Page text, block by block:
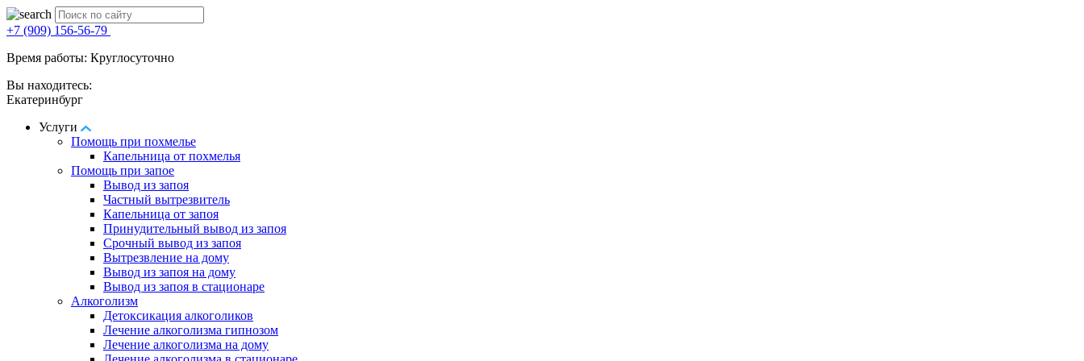
+7 (909) 156-56-79
Время работы: Круглосуточно
Вы находитесь:
Екатеринбург
Услуги
Помощь при похмелье
Капельница от похмелья
Помощь при запое
Вывод из запоя
Частный вытрезвитель
Капельница от запоя
Принудительный вывод из запоя
Срочный вывод из запоя
Вытрезвление на дому
Вывод из запоя на дому
Вывод из запоя в стационаре
Алкоголизм
Детоксикация алкоголиков
Лечение алкоголизма гипнозом
Лечение алкоголизма на дому